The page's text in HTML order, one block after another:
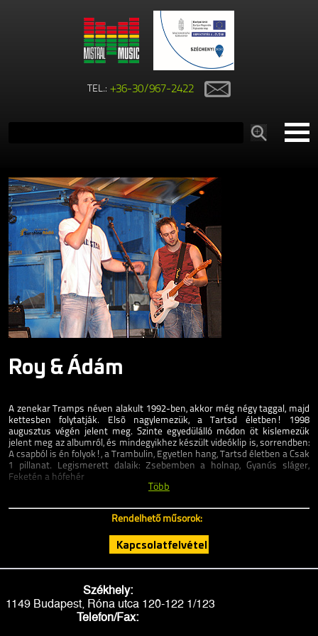
TEL.:+36-30/967-2422
Roy & Ádám
A zenekar Tramps néven alakult 1992-ben, akkor még négy taggal, majd
kettesben folytatják. Elsõ nagylemezük, a Tartsd életben! 1998
augusztus végén jelent meg. Szinte egyedülálló módon öt kislemezük
jelent meg az albumról, és mindegyikhez készült videóklip is, sorrendben:
A csapból is én folyok!, a Trambulin, Egyetlen hang, Tartsd életben a Csak
1 pillanat. Legismerett dalaik: Zsebemben a holnap, Gyanús sláger,
Feketén a hófehér
Több
Rendelhető műsorok:
Kapcsolatfelvétel
Székhely:
1149 Budapest, Róna utca 120-122 1/123
Telefon/Fax: